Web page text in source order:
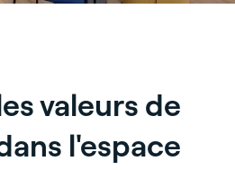
valeurs de
l'espace